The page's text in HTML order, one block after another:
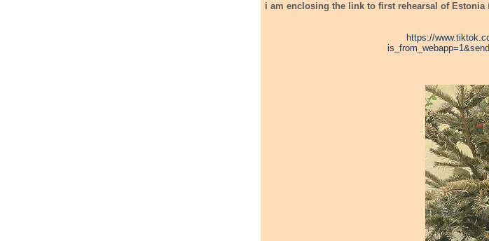
רצ"ב קישור לחזרה הראשונה של אסטוניה היום i am enclosing the link to first rehearsal of Estonia
https://